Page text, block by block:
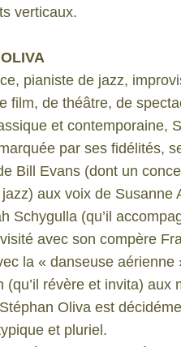
verticaux.
pianiste de jazz,
film, de théâtre, de
et contemporaine,
par ses fidélités,
Bill Evans (dont un
jazz) aux voix de
Schygulla (qu’il
avec son compère
la « danseuse aérienne
(qu’il révère et invita) aux
Oliva est
et pluriel.